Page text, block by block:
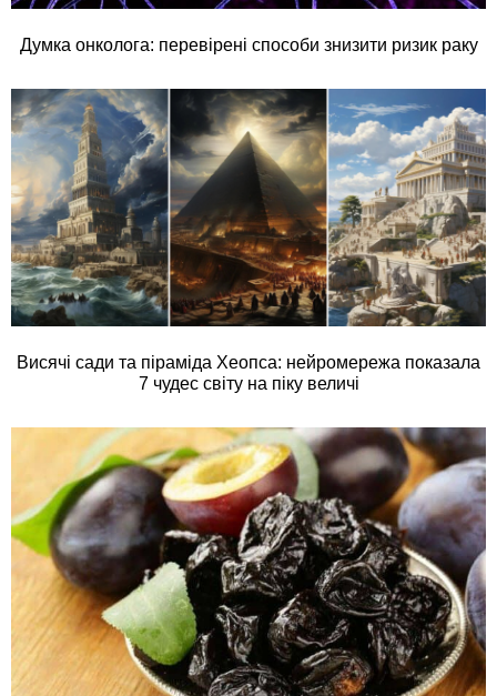
Думка онколога: перевірені способи знизити ризик раку
Висячі сади та піраміда Хеопса: нейромережа показала
7 чудес світу на піку величі